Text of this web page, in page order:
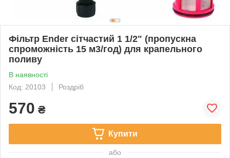
Фільтр Ender сітчастий 1 1/2" (пропускна
спроможність 15 м3/год) для крапельного
поливу
В наявності
Код: 20103
Роздріб
570 ₴
Купити
або